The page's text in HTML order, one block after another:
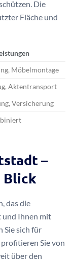
Die
Fläche und
Möbelmontage
Aktentransport
Versicherung
–
Blick
das die
und Ihnen mit
Sie sich für
Sie von
über den